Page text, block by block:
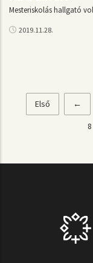
Mesteriskolás hallgató
2019.11.28.
Oldalszámozás
Első
oldal
Első
Előző
oldal
←
8